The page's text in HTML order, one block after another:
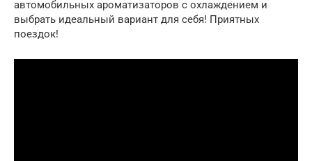
автомобильных ароматизаторов с охлаждением и
выбрать идеальный вариант для себя! Приятных
поездок!